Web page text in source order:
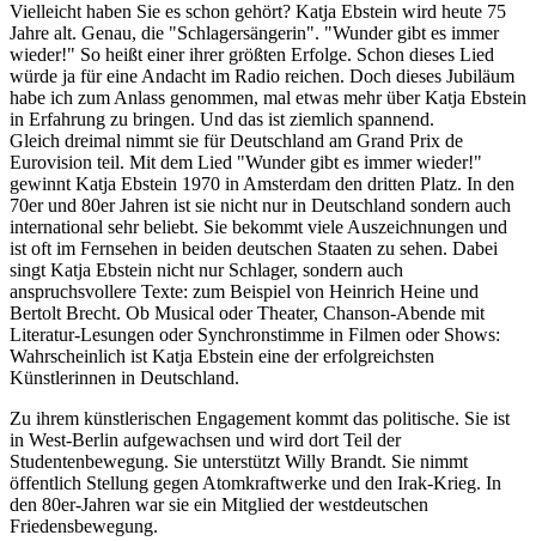
Vielleicht haben Sie es schon gehört? Katja Ebstein wird heute 75
Jahre alt. Genau, die "Schlagersängerin". "Wunder gibt es immer
wieder!" So heißt einer ihrer größten Erfolge. Schon dieses Lied
würde ja für eine Andacht im Radio reichen. Doch dieses Jubiläum
habe ich zum Anlass genommen, mal etwas mehr über Katja Ebstein
in Erfahrung zu bringen. Und das ist ziemlich spannend.
Gleich dreimal nimmt sie für Deutschland am Grand Prix de
Eurovision teil. Mit dem Lied "Wunder gibt es immer wieder!"
gewinnt Katja Ebstein 1970 in Amsterdam den dritten Platz. In den
70er und 80er Jahren ist sie nicht nur in Deutschland sondern auch
international sehr beliebt. Sie bekommt viele Auszeichnungen und
ist oft im Fernsehen in beiden deutschen Staaten zu sehen. Dabei
singt Katja Ebstein nicht nur Schlager, sondern auch
anspruchsvollere Texte: zum Beispiel von Heinrich Heine und
Bertolt Brecht. Ob Musical oder Theater, Chanson-Abende mit
Literatur-Lesungen oder Synchronstimme in Filmen oder Shows:
Wahrscheinlich ist Katja Ebstein eine der erfolgreichsten
Künstlerinnen in Deutschland.
Zu ihrem künstlerischen Engagement kommt das politische. Sie ist
in West-Berlin aufgewachsen und wird dort Teil der
Studentenbewegung. Sie unterstützt Willy Brandt. Sie nimmt
öffentlich Stellung gegen Atomkraftwerke und den Irak-Krieg. In
den 80er-Jahren war sie ein Mitglied der westdeutschen
Friedensbewegung.